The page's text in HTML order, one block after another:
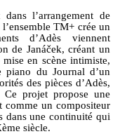
l’arrangement de
l’ensemble TM+ crée un
d’Adès viennent
de Janáček, créant un
mise en scène intimiste,
piano du Journal d’un
des pièces d’Adès,
projet propose une
comme un compositeur
dans une continuité qui
siècle.